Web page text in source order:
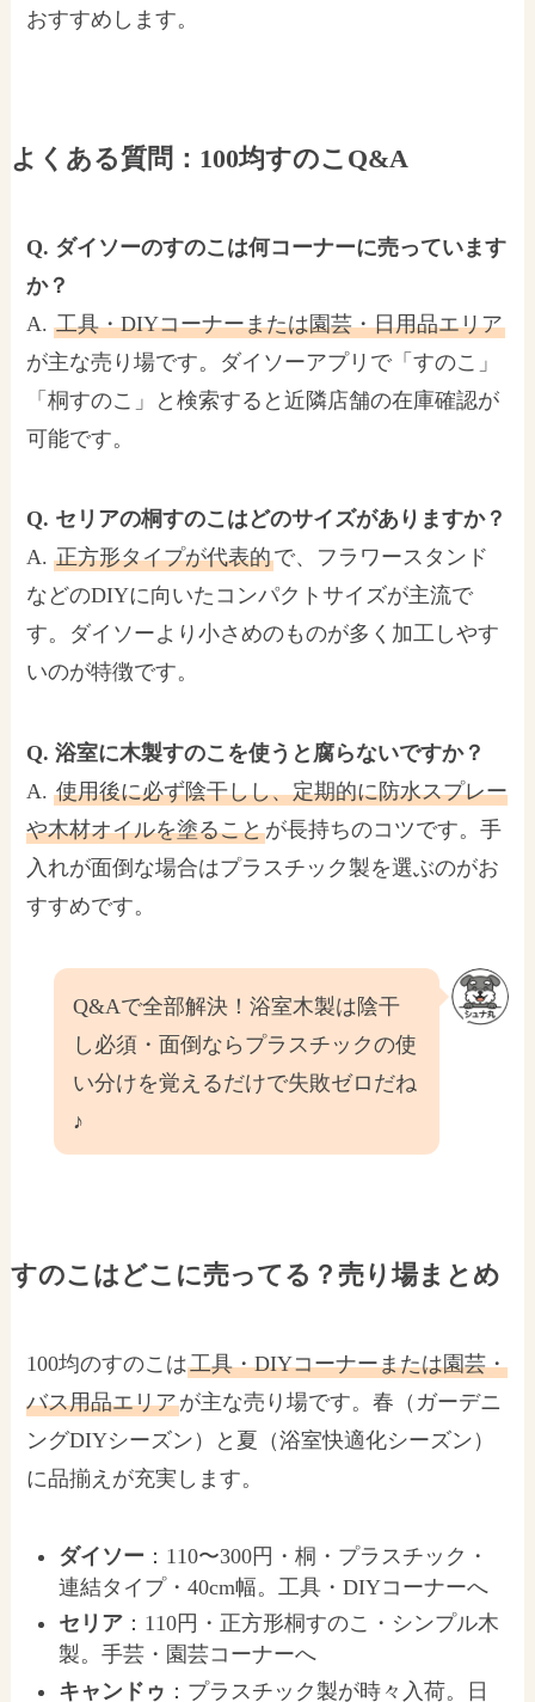
おすすめします。
よくある質問：100均すのこQ&A
Q. ダイソーのすのこは何コーナーに売っています
か？
A.工具・DIYコーナーまたは園芸・日用品エリア
が主な売り場です。ダイソーアプリで「すのこ」
「桐すのこ」と検索すると近隣店舗の在庫確認が
可能です。
Q. セリアの桐すのこはどのサイズがありますか？
A.正方形タイプが代表的で、フラワースタンド
などのDIYに向いたコンパクトサイズが主流で
す。ダイソーより小さめのものが多く加工しやす
いのが特徴です。
Q. 浴室に木製すのこを使うと腐らないですか？
A.使用後に必ず陰干しし、定期的に防水スプレー
や木材オイルを塗ることが長持ちのコツです。手
入れが面倒な場合はプラスチック製を選ぶのがお
すすめです。
Q&Aで全部解決！浴室木製は陰干
し必須・面倒ならプラスチックの使
い分けを覚えるだけで失敗ゼロだね
♪
すのこはどこに売ってる？売り場まとめ
100均のすのこは工具・DIYコーナーまたは園芸・
バス用品エリアが主な売り場です。春（ガーデニ
ングDIYシーズン）と夏（浴室快適化シーズン）
に品揃えが充実します。
ダイソー ：110〜300円・桐・プラスチック・
連結タイプ・40cm幅。工具・DIYコーナーへ
セリア ：110円・正方形桐すのこ・シンプル木
製。手芸・園芸コーナーへ
キャンドゥ ：プラスチック製が時々入荷。日